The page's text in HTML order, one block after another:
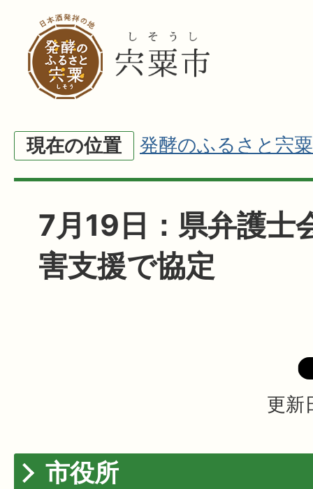
現在の位置 発酵のふるさと宍粟
7月19日：県弁護士
害支援で協定
更新
市役所